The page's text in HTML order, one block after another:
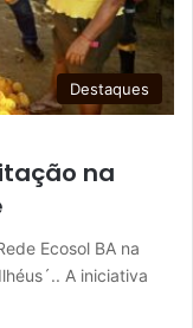
Destaques
na
Ecosol BA na
A iniciativa